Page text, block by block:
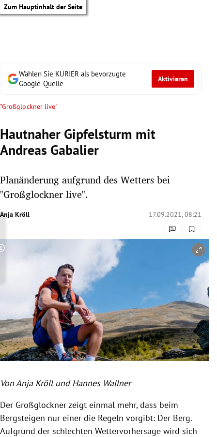
Zum Hauptinhalt der Seite
Untermenü
Untermenü
Untermenü
Untermenü
Untermenü
Untermenü
Untermenü
Wählen Sie KURIER als bevorzugte
Google-Quelle
Aktivieren
"Großglockner live"
Hautnaher Gipfelsturm mit
Andreas Gabalier
Planänderung aufgrund des Wetters bei
"Großglockner live".
Anja Kröll 17.09.2021, 08:21
Copyright-Hinweis öffnen/schließen
Von Anja Kröll und Hannes Wallner
Der Großglockner zeigt einmal mehr, dass beim
Bergsteigen nur einer die Regeln vorgibt: Der Berg.
Aufgrund der schlechten Wettervorhersage wird sich